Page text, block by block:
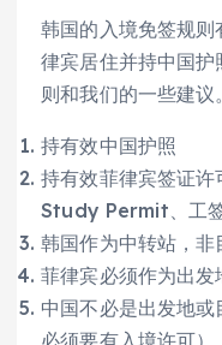
韩国的入境免签规
律宾居住并持中国
则和我们的一些建议。
持有效中国护照
持有效菲律宾签证
Study Permit、工
韩国作为中转站，非
菲律宾必须作为出发
中国不必是出发地
必须要有入境许可）